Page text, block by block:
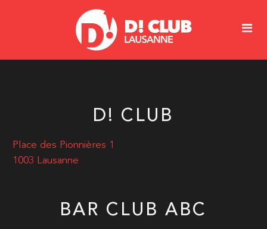
D! CLUB
Place des Pionnières 1
1003 Lausanne
BAR CLUB ABC